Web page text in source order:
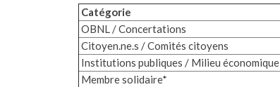
Catégorie
OBNL / Concertations
Citoyen.ne.s / Comités citoyens
Institutions publiques / Milieu économique
Membre solidaire*